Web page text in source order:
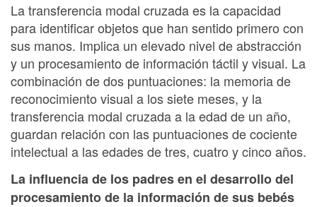
La transferencia modal cruzada es la capacidad
para identificar objetos que han sentido primero con
sus manos. Implica un elevado nivel de abstracción
y un procesamiento de información táctil y visual. La
combinación de dos puntuaciones: la memoria de
reconocimiento visual a los siete meses, y la
transferencia modal cruzada a la edad de un año,
guardan relación con las puntuaciones de cociente
intelectual a las edades de tres, cuatro y cinco años.
La influencia de los padres en el desarrollo del
procesamiento de la información de sus bebés